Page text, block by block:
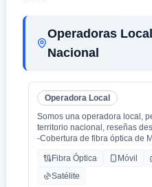
Operadoras
Nacional
Operadora Local
Somos una operadora local,
territorio nacional, reseñas
-Cobertura de fibra óptica de
-Cobertura movil con triple
-TV con todo el deporte o con
series como Netflix, HBO,
Fibra Óptica Móvil
Satélite